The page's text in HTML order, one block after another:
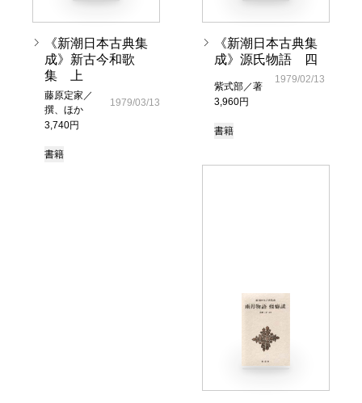
《新潮日本古典集
成》新古今和歌
集 上
藤原定家／
撰、ほか
3,740円
1979/03/13
書籍
《新潮日本古典集
成》源氏物語 四
紫式部／著
3,960円
1979/02/13
書籍